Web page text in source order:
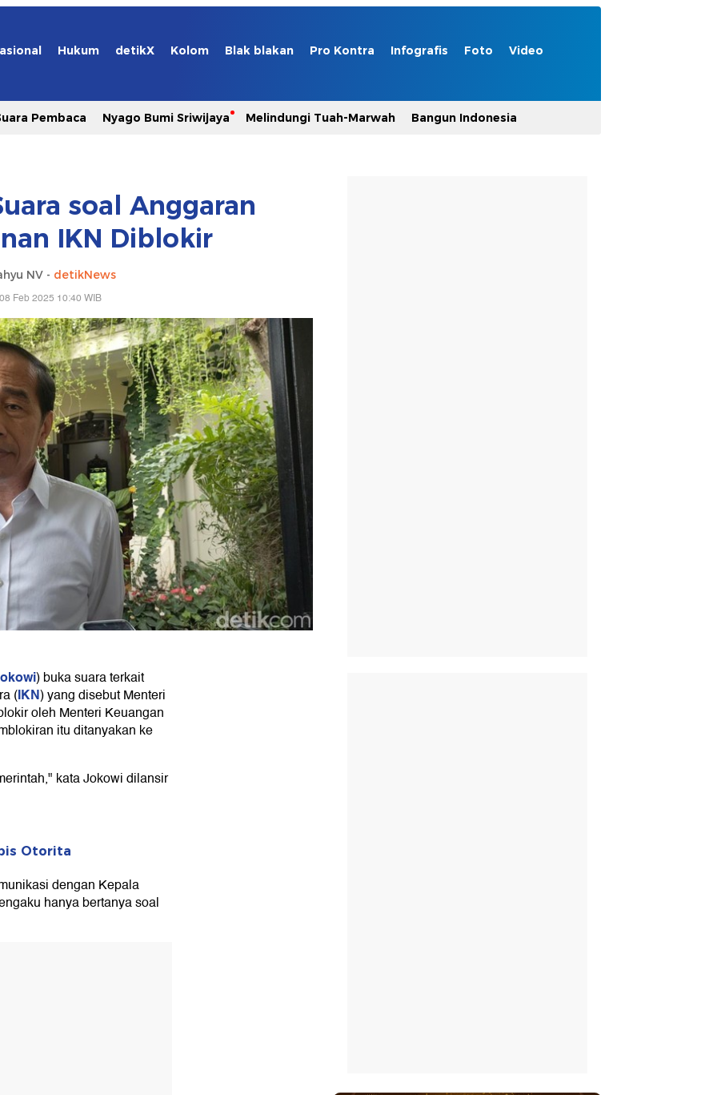
Hukum detikX Kolom Blak blakan Pro Kontra Infografis Foto Video
Pembaca Nyago Bumi Sriwijaya Melindungi Tuah-Marwah Bangun Indonesia
soal Anggaran
IKN Diblokir
NV - detikNews
Feb 2025 10:40 WIB
) buka suara terkait
(IKN) yang disebut Menteri
oleh Menteri Keuangan
itu ditanyakan ke
kata Jokowi dilansir
Otorita
dengan Kepala
hanya bertanya soal